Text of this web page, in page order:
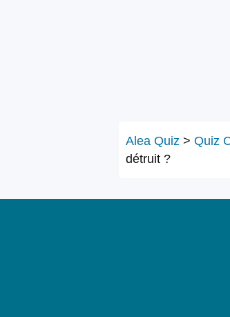
Alea Quiz > Quiz
détruit ?